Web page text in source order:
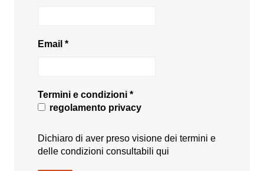
Email *
Termini e condizioni *
regolamento privacy
Dichiaro di aver preso visione dei termini e
delle condizioni consultabili qui